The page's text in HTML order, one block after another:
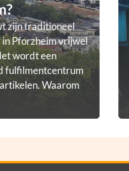
zijn traditioneel
Pforzheim vrijwel
wordt een
fulfilmentcentrum
Waarom